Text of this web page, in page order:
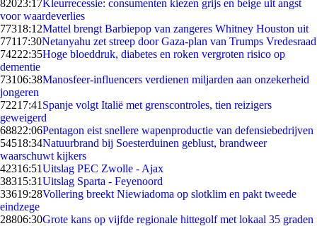
82023:17Kleurrecessie: consumenten kiezen grijs en beige uit angst
voor waardeverlies
77318:12Mattel brengt Barbiepop van zangeres Whitney Houston uit
77117:30Netanyahu zet streep door Gaza-plan van Trumps Vredesraad
74222:35Hoge bloeddruk, diabetes en roken vergroten risico op
dementie
73106:38Manosfeer-influencers verdienen miljarden aan onzekerheid
jongeren
72217:41 Spanje volgt Italië met grenscontroles, tien reizigers
geweigerd
68822:06Pentagon eist snellere wapenproductie van defensiebedrijven
54518:34Natuurbrand bij Soesterduinen geblust, brandweer
waarschuwt kijkers
42316:51Uitslag PEC Zwolle - Ajax
38315:31Uitslag Sparta - Feyenoord
33619:28Vollering breekt Niewiadoma op slotklim en pakt tweede
eindzege
28806:30Grote kans op vijfde regionale hittegolf met lokaal 35 graden